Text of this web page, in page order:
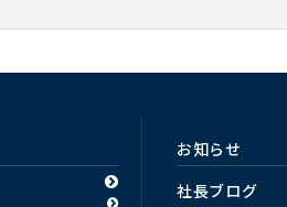
お知らせ
社長ブログ